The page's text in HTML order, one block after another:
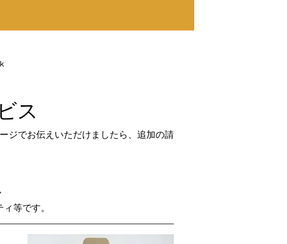
ス
ジでお伝えいただけましたら、追加の請
等です。